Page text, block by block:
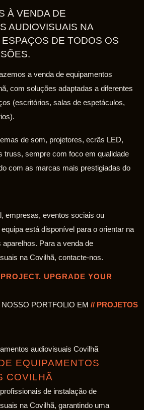
À VENDA DE
AUDIOVISUAIS NA
DE TODOS OS
a venda de equipamentos
com soluções adaptadas a diferentes
(escritórios, salas de espetáculos,
de som, projetores, ecrãs LED,
truss, sempre com foco em qualidade
com as marcas mais prestigiadas do
empresas, eventos sociais ou
está disponível para o orientar na
Para a venda de
na Covilhã, contacte-nos.
UPGRADE YOUR
PORTFOLIO EM // PROJETOS
EQUIPAMENTOS
COVILHÃ
de instalação de
na Covilhã, garantindo uma